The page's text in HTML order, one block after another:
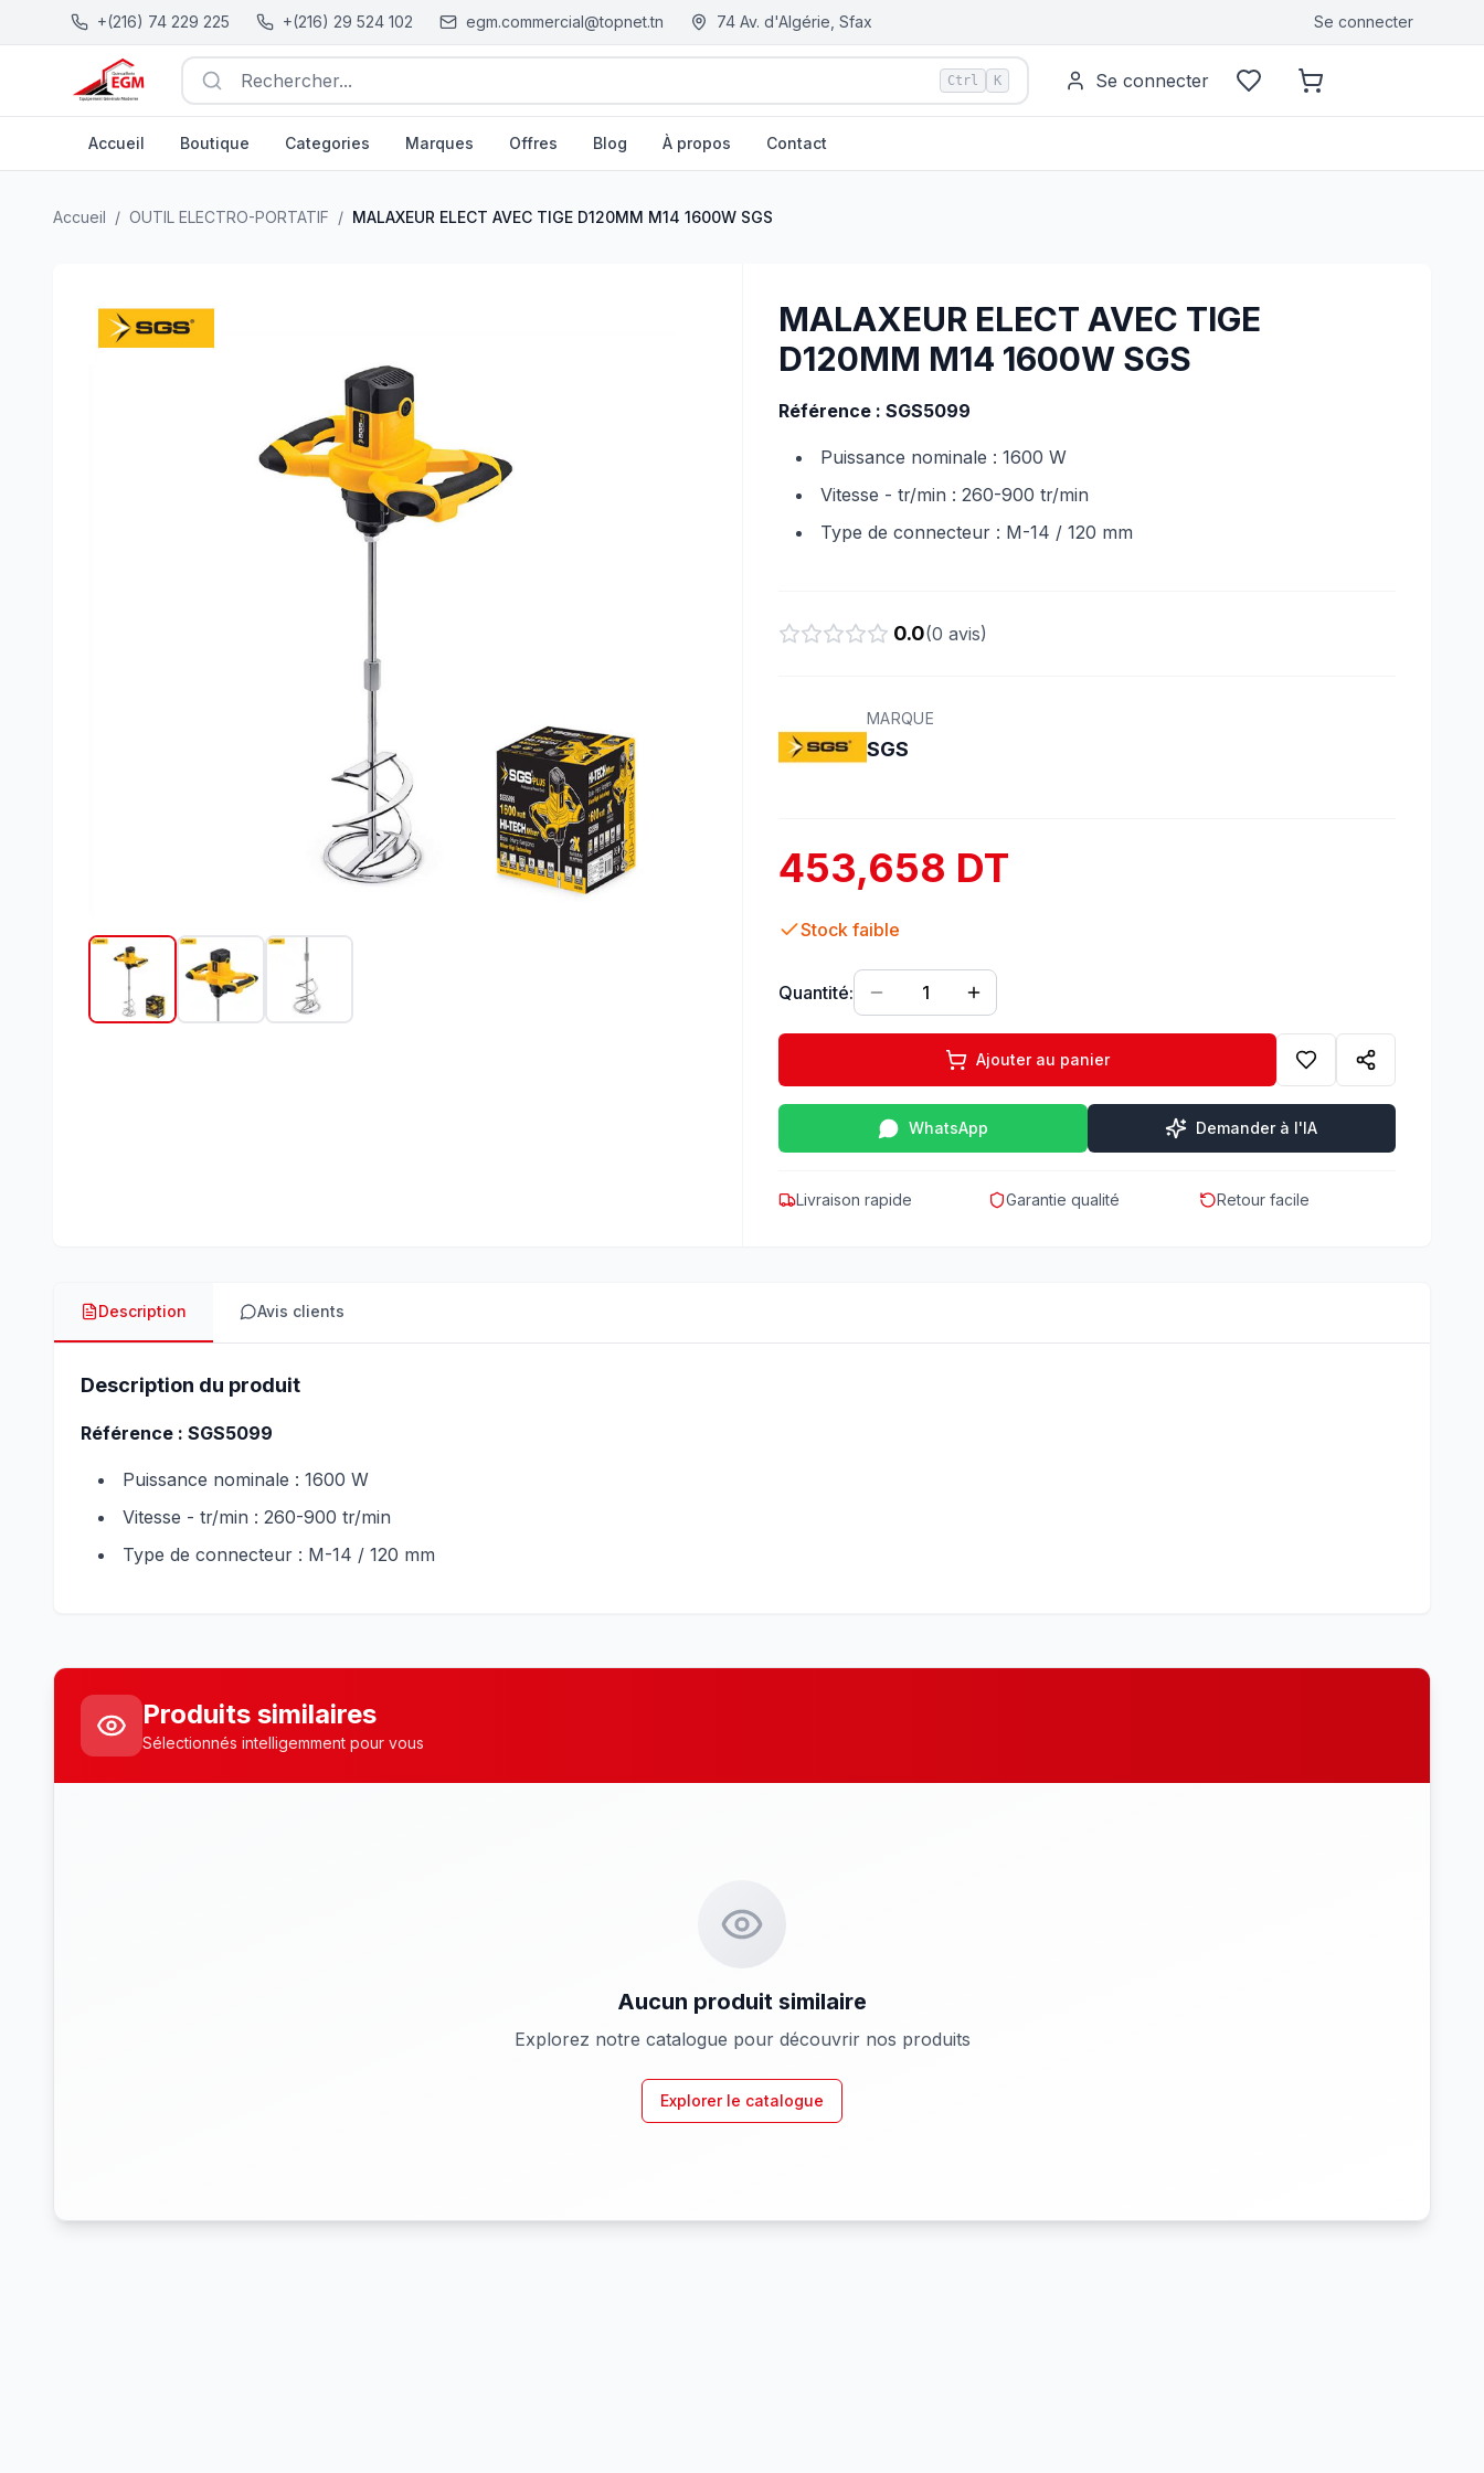
+(216) 74 229 225 +(216) 29 524 102 egm.commercial@topnet.tn 74 Av. d'Algérie, Sfax Se connecter
Rechercher... Ctrl K Se connecter
Accueil Boutique Categories Marques Offres Blog À propos Contact
Accueil / OUTIL ELECTRO-PORTATIF / MALAXEUR ELECT AVEC TIGE D120MM M14 1600W SGS
MALAXEUR ELECT AVEC TIGE
D120MM M14 1600W SGS
Référence : SGS5099
Puissance nominale : 1600 W
Vitesse - tr/min : 260-900 tr/min
Type de connecteur : M-14 / 120 mm
0.0(0 avis)
MARQUE
SGS
453,658 DT
Stock faible
Quantité: 1
Ajouter au panier
WhatsApp Demander à l'IA
Livraison rapide Garantie qualité Retour facile
Description Avis clients
Description du produit
Référence : SGS5099
Puissance nominale : 1600 W
Vitesse - tr/min : 260-900 tr/min
Type de connecteur : M-14 / 120 mm
Produits similaires
Sélectionnés intelligemment pour vous
Aucun produit similaire
Explorez notre catalogue pour découvrir nos produits
Explorer le catalogue